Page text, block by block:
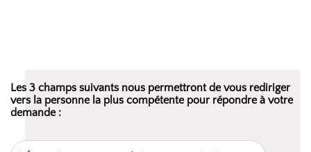
Les 3 champs suivants nous permettront de vous rediriger
vers la personne la plus compétente pour répondre à votre
demande :